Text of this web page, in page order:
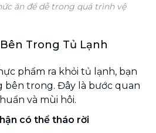
ăn để dễ trong quá trình vệ
Trong Tủ Lạnh
phẩm ra khỏi tủ lạnh, bạn
bên trong. Đây là bước quan
và mùi hôi.
có thể tháo rời